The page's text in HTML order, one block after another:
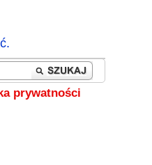
prywatności